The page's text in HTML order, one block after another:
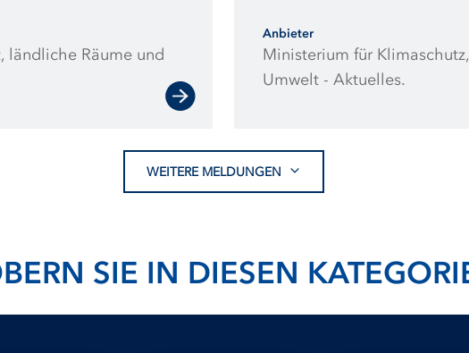
und
der Einsatz von
um 13 Prozent.
ländliche Räume und
aus, nur ein Viertel der
gesellschaftlichen Zukunft
jungen Menschen
Anbieter
Ministerium für
Umwelt - Aktuelles.
WEITERE MELDUNGEN
SIE IN DIESEN